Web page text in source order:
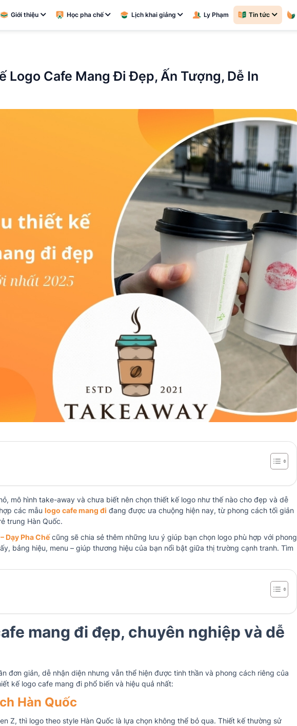
Giới thiệu Học pha chế Lịch khai giảng Ly Phạm Tin tức
Logo Cafe Mang Đi Đẹp, Ấn Tượng, Dễ In
mô hình take-away và chưa biết nên chọn thiết kế logo như thế nào cho đẹp và dễ
các mẫu logo cafe mang đi đang được ưa chuộng hiện nay, từ phong cách tối giản
trung Hàn Quốc.
Dạy Pha Chếcũng sẽ chia sẻ thêm những lưu ý giúp bạn chọn logo phù hợp với phong
bảng hiệu, menu – giúp thương hiệu của bạn nổi bật giữa thị trường cạnh tranh. Tìm
mang đi đẹp, chuyên nghiệp và dễ
đơn giản, dễ nhận diện nhưng vẫn thể hiện được tinh thần và phong cách riêng của
kế logo cafe mang đi phổ biến và hiệu quả nhất:
Hàn Quốc
Z, thì logo theo style Hàn Quốc là lựa chọn không thể bỏ qua. Thiết kế thường sử